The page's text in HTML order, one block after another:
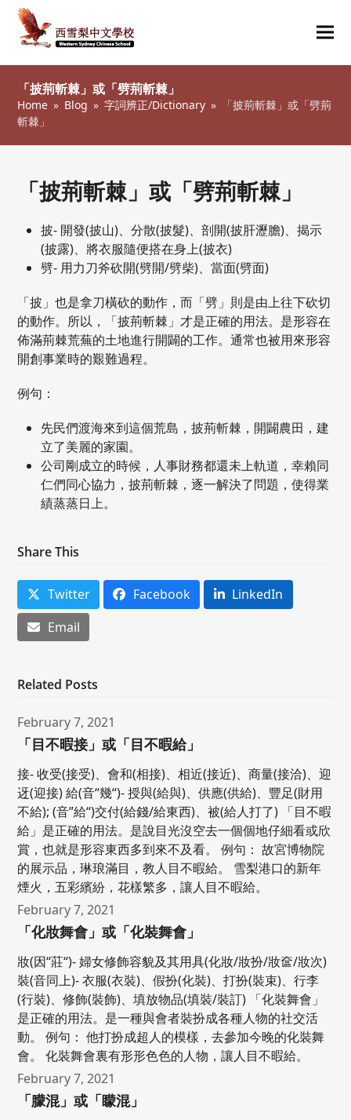
「披荊斬棘」或「劈荊斬棘」
Home » Blog » 字詞辨正/Dictionary »
「披荊斬棘」或「劈荊
斬棘」
「披荊斬棘」或「劈荊斬棘」
披- 開發(披山)、分散(披髮)、剖開(披肝瀝膽)、揭示
(披露)、將衣服隨便搭在身上(披衣)
劈- 用力刀斧砍開(劈開/劈柴)、當面(劈面)
「披」也是拿刀橫砍的動作，而「劈」則是由上往下砍切
的動作。所以，「披荊斬棘」才是正確的用法。是形容在
佈滿荊棘荒蕪的土地進行開闢的工作。通常也被用來形容
開創事業時的艱難過程。
例句：
先民們渡海來到這個荒島，披荊斬棘，開闢農田，建
立了美麗的家園。
公司剛成立的時候，人事財務都還未上軌道，幸賴同
仁們同心協力，披荊斬棘，逐一解決了問題，使得業
績蒸蒸日上。
Share This
Twitter Facebook
LinkedIn
Email
Related Posts
February 7, 2021
「目不暇接」或「目不暇給」
接- 收受(接受)、會和(相接)、相近(接近)、商量(接洽)、迎
迓(迎接) 給(音“幾“)- 授與(給與)、供應(供給)、豐足(財用
不給); (音”給“)交付(給錢/給東西)、被(給人打了) 「目不暇
給」是正確的用法。是說目光沒空去一個個地仔細看或欣
賞，也就是形容東西多到來不及看。 例句： 故宮博物院
的展示品，琳琅滿目，教人目不暇給。 雪梨港口的新年
煙火，五彩繽紛，花樣繁多，讓人目不暇給。
February 7, 2021
「化妝舞會」或「化裝舞會」
妝(因“莊“)- 婦女修飾容貌及其用具(化妝/妝扮/妝奩/妝次)
裝(音同上)- 衣服(衣裝)、假扮(化裝)、打扮(裝束)、行李
(行裝)、修飾(裝飾)、填放物品(填裝/裝訂) 「化裝舞會」
是正確的用法。是一種與會者裝扮成各種人物的社交活
動。 例句： 他打扮成超人的模樣，去參加今晚的化裝舞
會。 化裝舞會裏有形形色色的人物，讓人目不暇給。
February 7, 2021
「朦混」或「矇混」